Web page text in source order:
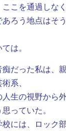
ここを通過しな
ろう地点はそ
は。
だった私は、
系、
生の視野から
っていた。
には、ロック